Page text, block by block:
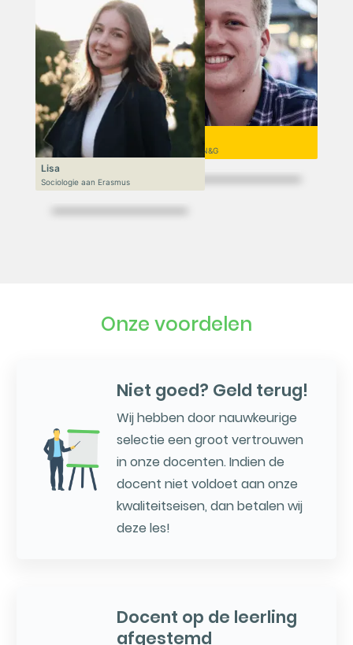
Niek
VWO 6, N&T/N&G
Lisa
Sociologie aan Erasmus
Onze voordelen
Niet goed? Geld terug!
Wij hebben door nauwkeurige
selectie een groot vertrouwen
in onze docenten. Indien de
docent niet voldoet aan onze
kwaliteitseisen, dan betalen wij
deze les!
Docent op de leerling
afgestemd